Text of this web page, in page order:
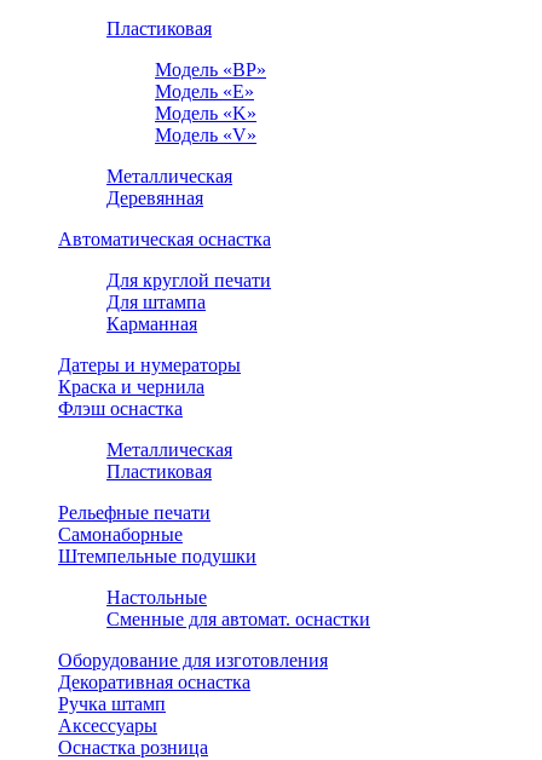
Пластиковая
Модель «BP»
Модель «E»
Модель «K»
Модель «V»
Металлическая
Деревянная
Автоматическая оснастка
Для круглой печати
Для штампа
Карманная
Датеры и нумераторы
Краска и чернила
Флэш оснастка
Металлическая
Пластиковая
Рельефные печати
Самонаборные
Штемпельные подушки
Настольные
Сменные для автомат. оснастки
Оборудование для изготовления
Декоративная оснастка
Ручка штамп
Аксессуары
Оснастка розница